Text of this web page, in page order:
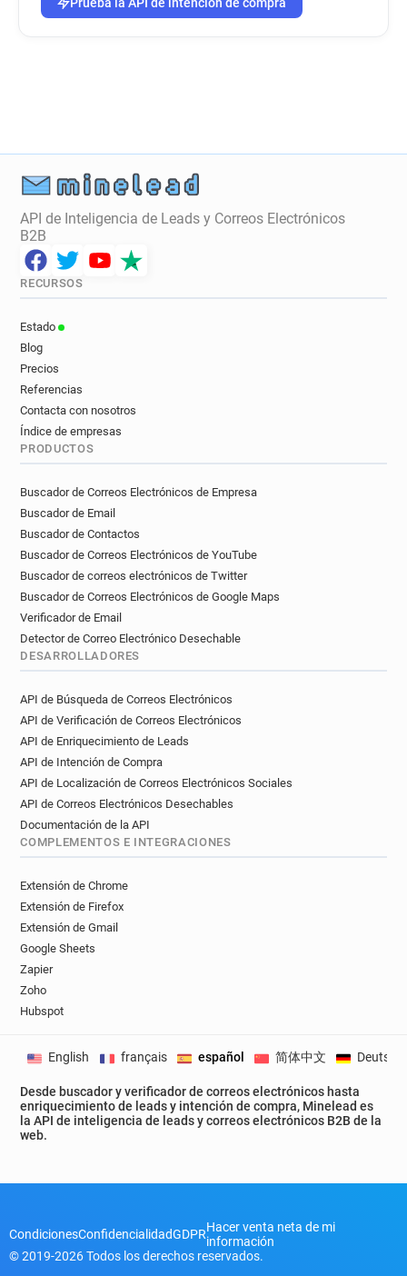
API de Inteligencia de Leads y Correos Electrónicos
B2B
RECURSOS
Estado
Blog
Precios
Referencias
Contacta con nosotros
Índice de empresas
PRODUCTOS
Buscador de Correos Electrónicos de Empresa
Buscador de Email
Buscador de Contactos
Buscador de Correos Electrónicos de YouTube
Buscador de correos electrónicos de Twitter
Buscador de Correos Electrónicos de Google Maps
Verificador de Email
Detector de Correo Electrónico Desechable
DESARROLLADORES
API de Búsqueda de Correos Electrónicos
API de Verificación de Correos Electrónicos
API de Enriquecimiento de Leads
API de Intención de Compra
API de Localización de Correos Electrónicos Sociales
API de Correos Electrónicos Desechables
Documentación de la API
COMPLEMENTOS E INTEGRACIONES
Extensión de Chrome
Extensión de Firefox
Extensión de Gmail
Google Sheets
Zapier
Zoho
Hubspot
Desde buscador y verificador de correos electrónicos hasta
enriquecimiento de leads y intención de compra, Minelead es
la API de inteligencia de leads y correos electrónicos B2B de la
web.
English français español 简体中文 Deutsch
CondicionesConfidencialidadGDPRHacer venta neta de mi
información
© 2019-2026 Todos los derechos reservados.